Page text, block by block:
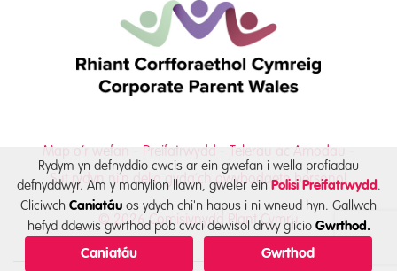
Map o’r wefan Preifatrwydd
Telerau ac Amodau
Sut rydyn ni’n delio gyda’ch gwybodaeth bersonol
© 2026 Comisiynydd Plant Cymru
Rydym yn defnyddio cwcis ar ein gwefan i wella profiadau
defnyddwyr. Am y manylion llawn, gweler ein Polisi Preifatrwydd.
Cliciwch Caniatáu os ydych chi'n hapus i ni wneud hyn. Gallwch
hefyd ddewis gwrthod pob cwci dewisol drwy glicio Gwrthod.
Caniatáu Gwrthod